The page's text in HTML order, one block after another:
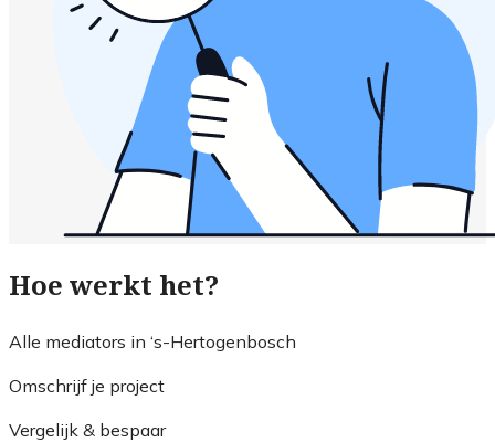
Hoe werkt het?
Alle mediators in ‘s-Hertogenbosch
Omschrijf je project
Vergelijk & bespaar